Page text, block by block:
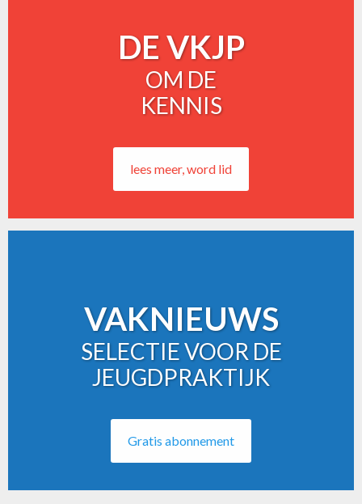
DE VKJP
OM DE
KENNIS
lees meer, word lid
VAKNIEUWS
SELECTIE VOOR DE
JEUGDPRAKTIJK
Gratis abonnement